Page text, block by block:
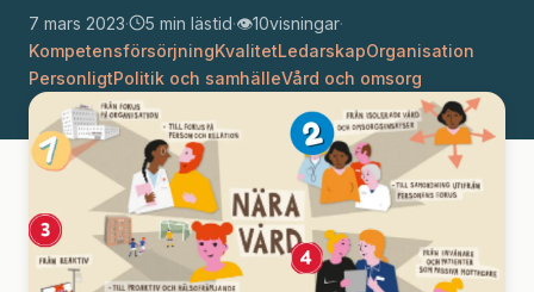
7 mars 2023· 5 min lästid·👁️10visningar·
KompetensförsörjningKvalitetLedarskapOrganisation
PersonligtPolitik och samhälleVård och omsorg